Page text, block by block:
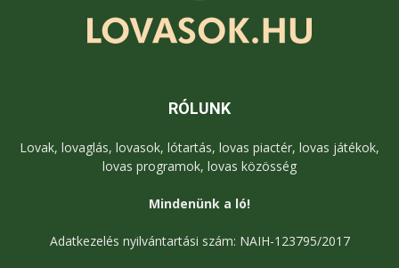
RÓLUNK
Lovak, lovaglás, lovasok, lótartás, lovas piactér, lovas játékok,
lovas programok, lovas közösség
Mindenünk a ló!
Adatkezelés nyilvántartási szám: NAIH-123795/2017